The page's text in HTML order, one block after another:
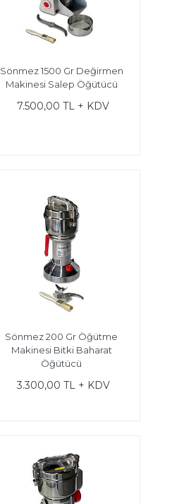
Sönmez 1500 Gr Değirmen
Makinesi Salep Öğütücü
7.500,00 TL + KDV
Sönmez 200 Gr Öğütme
Makinesi Bitki Baharat
Öğütücü
3.300,00 TL + KDV